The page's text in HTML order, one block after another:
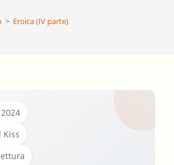
> Eroica (IV parte)
Kiss